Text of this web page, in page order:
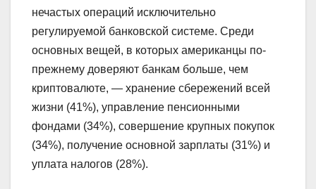
нечастых операций исключительно
регулируемой банковской системе. Среди
основных вещей, в которых американцы по-
прежнему доверяют банкам больше, чем
криптовалюте, — хранение сбережений всей
жизни (41%), управление пенсионными
фондами (34%), совершение крупных покупок
(34%), получение основной зарплаты (31%) и
уплата налогов (28%).